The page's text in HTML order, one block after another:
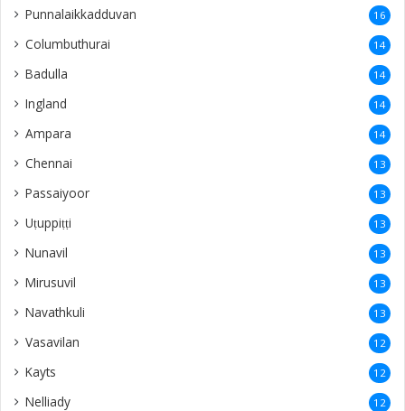
Punnalaikkadduvan 16
Columbuthurai 14
Badulla 14
Ingland 14
Ampara 14
Chennai 13
Passaiyoor 13
Uṭuppiṭṭi 13
Nunavil 13
Mirusuvil 13
Navathkuli 13
Vasavilan 12
Kayts 12
Nelliady 12